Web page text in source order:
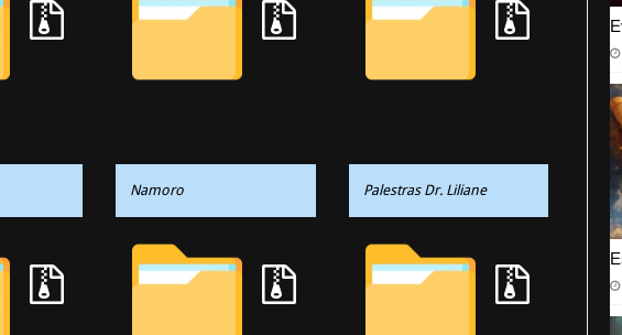
Namoro Palestras Dr. Liliane